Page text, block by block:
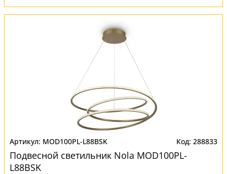
MOD100PL-L88BSK 288833
Подвесной светильник Nola MOD100PL-
L88BSK